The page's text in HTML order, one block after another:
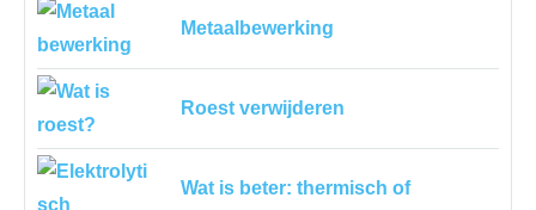
Metaalbewerking
Roest verwijderen
Wat is beter: thermisch of